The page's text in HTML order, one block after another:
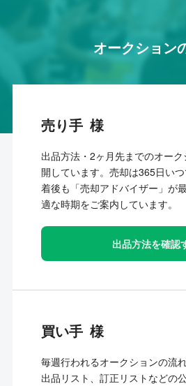
オークション
売り手
出品方法・2ヶ月先までのオー
開しています。売却は365日い
着後も「売却アドバイザー」が
適な時期をご案内しています。
出品方法を確認
買い手
毎週行われるオークションの流
出品リスト、訂正リストなどの